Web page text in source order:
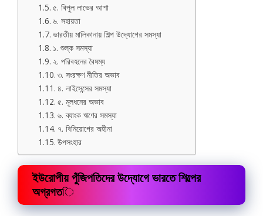
৫. বিপুল লাভের আশা
৬. সহায়তা
ভারতীয় মালিকানায় শিল্প উদ্যোগের সমস্যা
১. শুল্ক সমস্যা
২. পরিবহনের বৈষম্য
৩. সংরক্ষণ নীতির অভাব
৪. লাইসেন্সের সমস্যা
৫. মূলধনের অভাব
৬. ব্যাংক ঋণের সমস্যা
৭. বিনিয়োগের অহীনা
উপসংহার
ইউরোপীয় পুঁজিপতিদের উদ্যোগে ভারতে শিল্পের
অগ্রগতি